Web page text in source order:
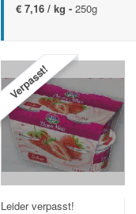
€ 7,16 / kg - 250g
Verpasst!
Leider verpasst!